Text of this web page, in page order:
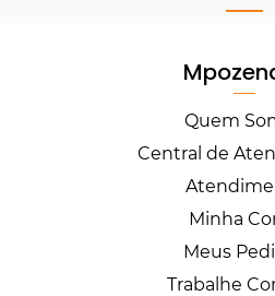
Quem
Central de
Minha
Meus
Trabalhe